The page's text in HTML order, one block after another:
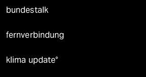
bundestalk
fernverbindung
klima update°